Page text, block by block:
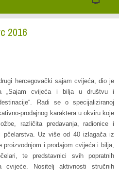
2016
hercegovački sajam cvijeća, dio je
„Sajam cvijeća i bilja u društvu i
Radi se o specijaliziranoj
prodajnog karaktera u okviru koje
različita predavanja, radionice i
Uz više od 40 izlagača iz
proizvodnjom i prodajom cvijeća i bilja,
te predstavnici svih popratnih
Nositelj aktivnosti stručnih